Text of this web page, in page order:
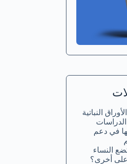
النباتية
الدراسات
في دعم
النساء
أخرى؟